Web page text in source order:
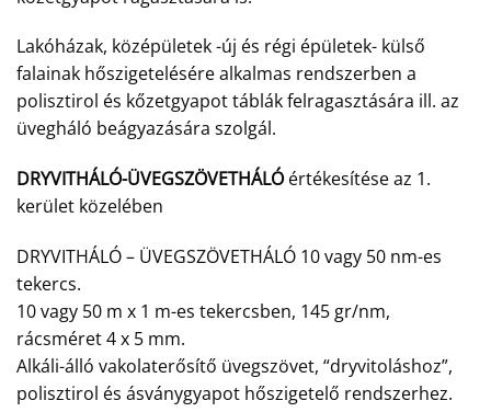
Lakóházak, középületek -új és régi épületek- külső
falainak hőszigetelésére alkalmas rendszerben a
polisztirol és kőzetgyapot táblák felragasztására ill. az
üvegháló beágyazására szolgál.
DRYVITHÁLÓ-ÜVEGSZÖVETHÁLÓértékesítése az 1.
kerület közelében
DRYVITHÁLÓ – ÜVEGSZÖVETHÁLÓ 10 vagy 50 nm-es
tekercs.
10 vagy 50 m x 1 m-es tekercsben, 145 gr/nm,
rácsméret 4 x 5 mm.
Alkáli-álló vakolaterősítő üvegszövet, “dryvitoláshoz”,
polisztirol és ásványgyapot hőszigetelő rendszerhez.